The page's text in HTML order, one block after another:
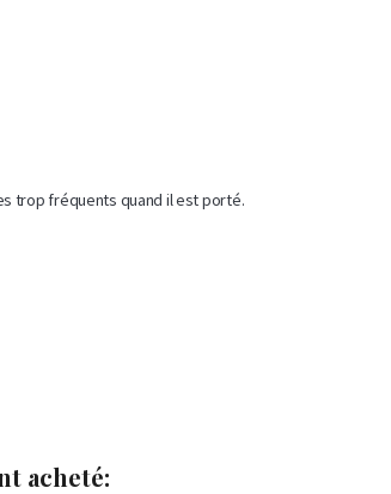
trop fréquents quand il est porté.
acheté: